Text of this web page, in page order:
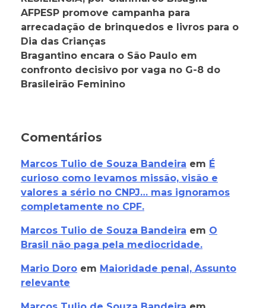
AFPESP promove campanha para
arrecadação de brinquedos e livros para o
Dia das Crianças
Bragantino encara o São Paulo em
confronto decisivo por vaga no G-8 do
Brasileirão Feminino
Comentários
Marcos Tulio de Souza Bandeira em É
curioso como levamos missão, visão e
valores a sério no CNPJ… mas ignoramos
completamente no CPF.
Marcos Tulio de Souza Bandeira em O
Brasil não paga pela mediocridade.
Mario Doro em Maioridade penal, Assunto
relevante